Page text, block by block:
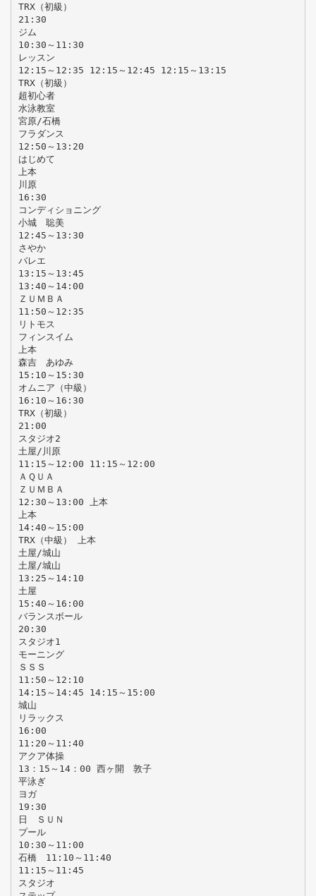
TRX（初級）
21:30
ジム
10:30～11:30
レッスン
12:15～12:35 12:15～12:45 12:15～13:15
TRX（初級）
超初心者
水泳教室
宮原/石橋
フラダンス
12:50～13:20
はじめて
上本
川原
16:30
コンディショニング
小城 聡美
12:45～13:30
さやか
バレエ
13:15～13:45
13:40～14:00
ＺＵＭＢＡ
11:50～12:35
リトモス
フィンスイム
上本
森吉 あゆみ
15:10～15:30
オムニア（中級）
16:10～16:30
TRX（初級）
21:00
スタジオ2
土屋/川原
11:15～12:00 11:15～12:00
ＡＱＵＡ
ＺＵＭＢＡ
12:30～13:00 上本
上本
14:40～15:00
TRX（中級） 上本
土屋/城山
土屋/城山
13:25～14:10
土屋
15:40～16:00
バランスボール
20:30
スタジオ1
モーニング
ＳＳＳ
11:50～12:10
14:15～14:45 14:15～15:00
城山
リラックス
16:00
11:20～11:40
アクア体操
13：15～14：00 西ヶ開 敦子
平泳ぎ
ヨガ
19:30
日 ＳＵＮ
プール
10:30～11:00
石橋 11:10～11:40
11:15～11:45
スタジオ